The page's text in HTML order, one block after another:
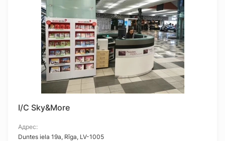
I/C Sky&More
Адрес:
Duntes iela 19a, Rīga, LV-1005